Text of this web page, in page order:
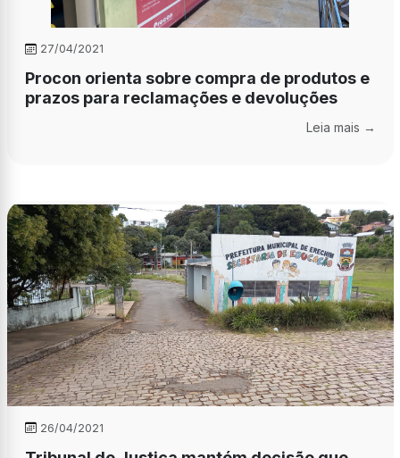
27/04/2021
Procon orienta sobre compra de produtos e
prazos para reclamações e devoluções
Leia mais →
26/04/2021